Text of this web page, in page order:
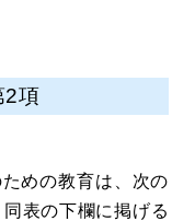
2項
めの教育は、次の
表の下欄に掲げる